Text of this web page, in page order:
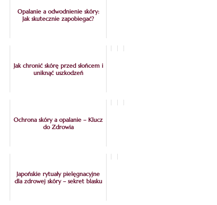
Opalanie a odwodnienie skóry:
Jak skutecznie zapobiegać?
Jak chronić skórę przed słońcem i
uniknąć uszkodzeń
Ochrona skóry a opalanie – Klucz
do Zdrowia
Japońskie rytuały pielęgnacyjne
dla zdrowej skóry – sekret blasku